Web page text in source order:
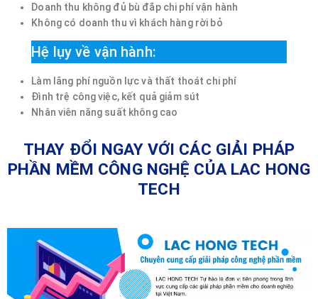
Doanh thu không đủ bù đắp chi phí vận hành
Không có doanh thu vì khách hàng rời bỏ
Hệ lụy về vận hành:
Làm lãng phí nguồn lực và thất thoát chi phí
Đình trệ công việc, kết quả giảm sút
Nhân viên năng suất không cao
THAY ĐỔI NGAY VỚI CÁC GIẢI PHÁP
PHẦN MỀM CÔNG NGHỆ CỦA LAC HONG
TECH